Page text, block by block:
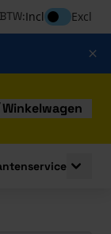
BTW:InclInclusief btw
Excl
Winkelwagen